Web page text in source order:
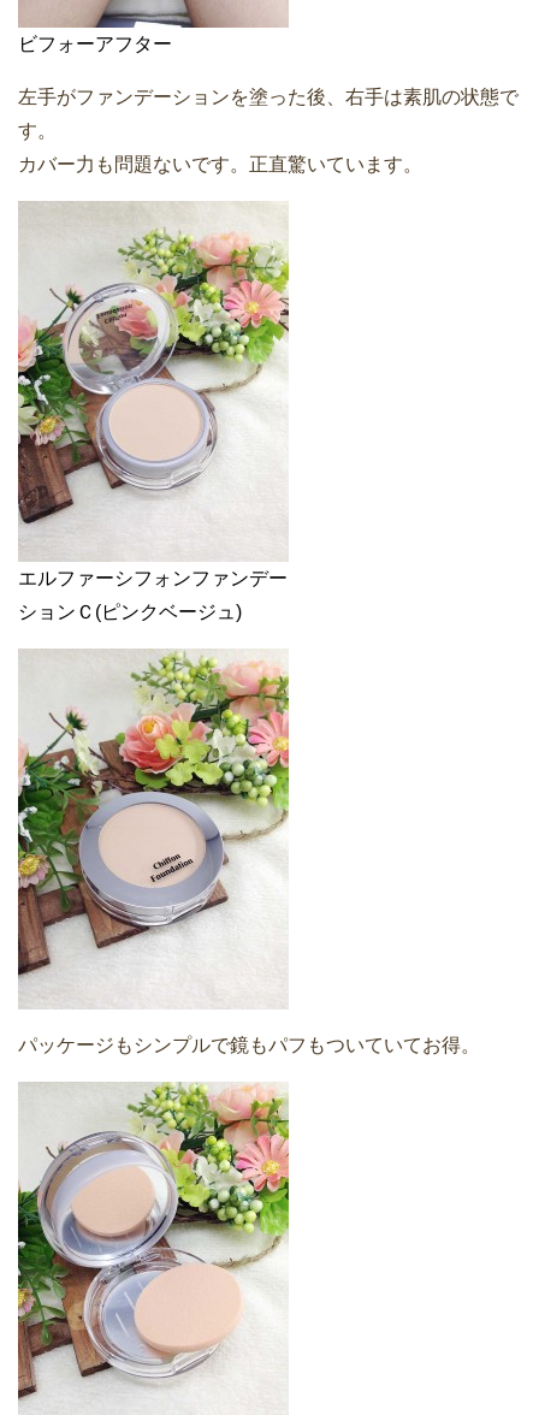
ビフォーアフター
左手がファンデーションを塗った後、右手は素肌の状態で
す。
カバー力も問題ないです。正直驚いています。
エルファーシフォンファンデー
ションＣ(ピンクベージュ)
パッケージもシンプルで鏡もパフもついていてお得。